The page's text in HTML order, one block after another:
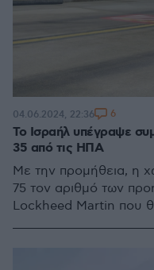
Το Ισραήλ υπέγραψε
35 από τις ΗΠΑ
Με την προμήθεια, η
75 τον αριθμό των
Lockheed Martin που
04.06.2024, 22:36 6